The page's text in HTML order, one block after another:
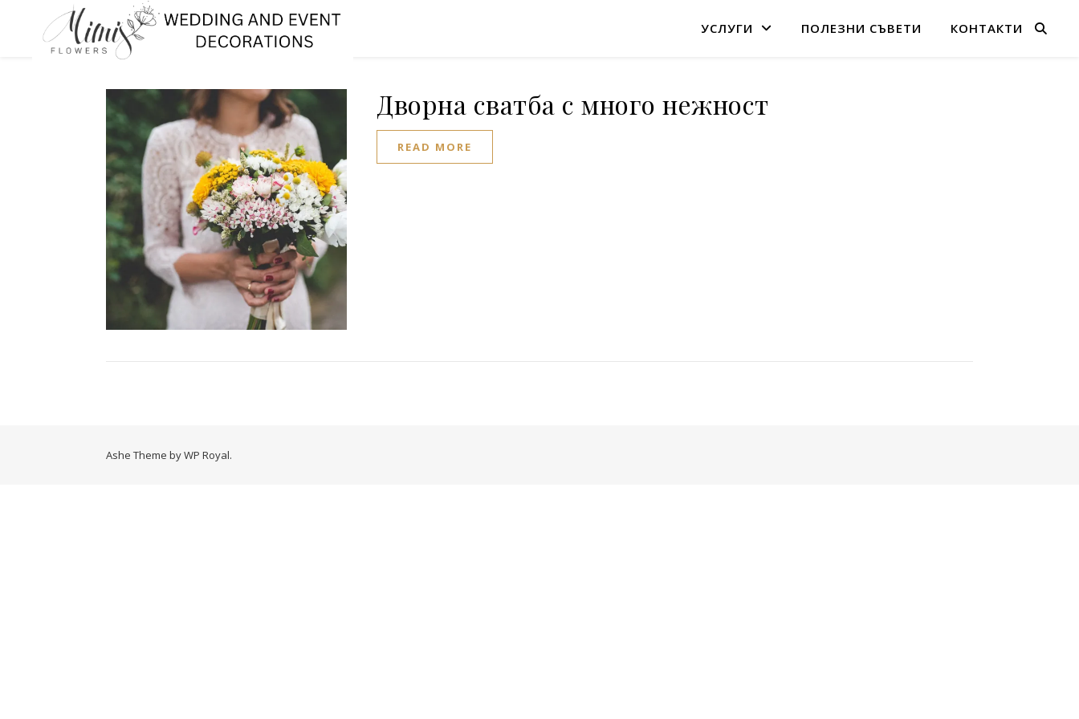
УСЛУГИ ПОЛЕЗНИ СЪВЕТИ КОНТАКТИ
Дворна сватба с много нежност
READ MORE
Ashe Theme byWP Royal.